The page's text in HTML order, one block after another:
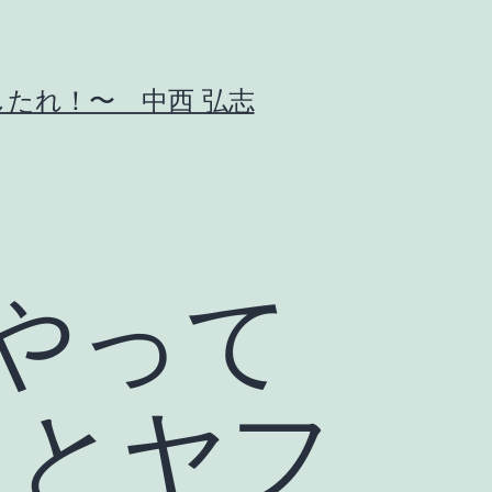
たれ！〜 中西 弘志
って
ヤフ